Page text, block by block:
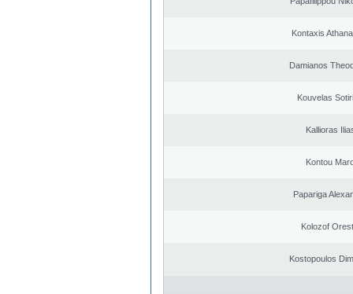
Kontaxis
Damianos
Kouvelas
Kallioras
Kontou
Papariga
Kolozof
Kostopoulos